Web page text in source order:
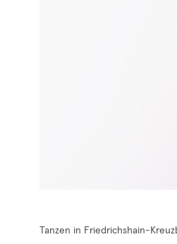
Tanzen in Friedrichshain-